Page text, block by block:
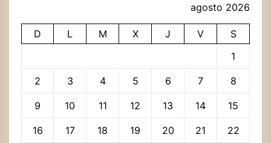
agosto 2026
D L M X J V
S
1
2 3 4 5 6 7 8
9 10 11 12 13 14 15
16 17 18 19 20 21 22